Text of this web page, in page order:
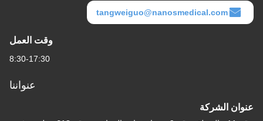
tangweiguo@nanosmedical.com
وقت العمل
8:30-17:30
عنواننا
عنوان الشركة